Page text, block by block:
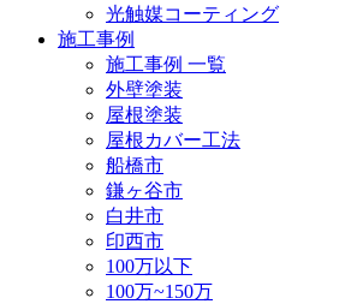
光触媒コーティング
施工事例
施工事例 一覧
外壁塗装
屋根塗装
屋根カバー工法
船橋市
鎌ヶ谷市
白井市
印西市
100万以下
100万~150万